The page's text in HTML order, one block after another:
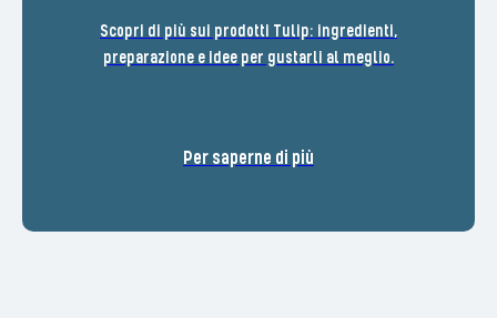
Scopri di più sui prodotti Tulip: ingredienti,
preparazione e idee per gustarli al meglio.
Per saperne di più